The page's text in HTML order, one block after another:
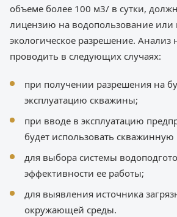
объеме более 100 м3/ в сутки,
лицензию на водопользование или
экологическое разрешение. Анализ
проводить в следующих случаях:
при получении разрешения на
эксплуатацию скважины;
при вводе в эксплуатацию
будет использовать скважинную
для выбора системы
эффективности ее работы;
для выявления источника
окружающей среды.